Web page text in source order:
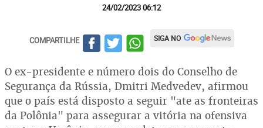
24/02/2023 06:12
COMPARTILHE SIGA NO
O ex-presidente e número dois do Conselho de
Segurança da Rússia, Dmitri Medvedev, afirmou
que o país está disposto a seguir "ate as fronteiras
da Polônia" para assegurar a vitória na ofensiva